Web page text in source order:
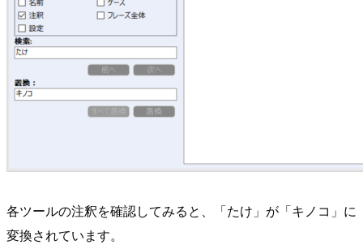
各ツールの注釈を確認してみると、「たけ」が「キノコ」に
変換されています。